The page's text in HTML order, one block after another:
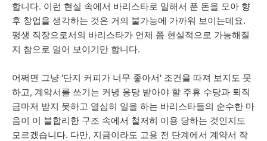
합니다. 이런 현실 속에서 바리스타로 일해서 푼 돈을 모아 향
후 창업을 생각하는 것은 거의 불가능에 가까워 보이는데요.
평생 직장으로서의 바리스타가 언제 쯤 현실적으로 가능해질
지 참으로 멀어 보이기만 합니다.
어쩌면 그냥 '단지 커피가 너무 좋아서' 조건을 따져 보지도 못
하고, 계약서를 쓰기는 커녕 응당 받아야 할 주휴 수당과 퇴직
금마저 받지 못하고 열심히 일을 하는 바리스타들의 순수한 마
음이 이 불합리한 구조 속에서 철저히 이용 당하는 것인지도
모르겠습니다. 다만, 지금이라도 고용 전 단계에서 계약서 작